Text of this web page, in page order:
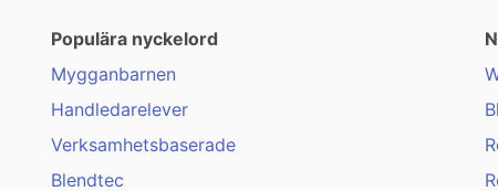
Populära nyckelord
Mygganbarnen
Handledarelever
Verksamhetsbaserade
Blendtec